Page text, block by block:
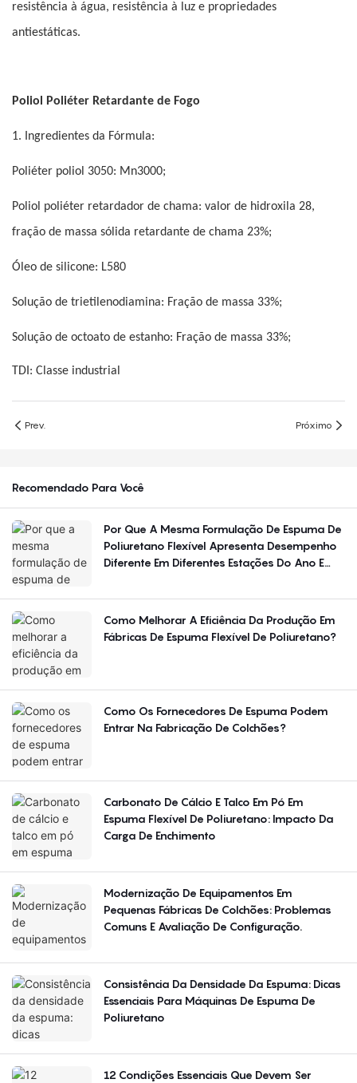
resistência à água, resistência à luz e propriedades
antiestáticas.
Poliol Poliéter Retardante de Fogo
1. Ingredientes da Fórmula:
Poliéter poliol 3050: Mn3000;
Poliol poliéter retardador de chama: valor de hidroxila 28,
fração de massa sólida retardante de chama 23%;
Óleo de silicone: L580
Solução de trietilenodiamina: Fração de massa 33%;
Solução de octoato de estanho: Fração de massa 33%;
TDI: Classe industrial
Prev. Próximo
Recomendado Para Você
Por Que A Mesma Formulação De Espuma De
Poliuretano Flexível Apresenta Desempenho
Diferente Em Diferentes Estações Do Ano E
Como Melhorar A Eficiência Da Produção Em
Fábricas De Espuma Flexível De Poliuretano?
Como Os Fornecedores De Espuma Podem
Entrar Na Fabricação De Colchões?
Carbonato De Cálcio E Talco Em Pó Em
Espuma Flexível De Poliuretano: Impacto Da
Carga De Enchimento
Modernização De Equipamentos Em
Pequenas Fábricas De Colchões: Problemas
Comuns E Avaliação De Configuração.
Consistência Da Densidade Da Espuma: Dicas
Essenciais Para Máquinas De Espuma De
Poliuretano
12 Condições Essenciais Que Devem Ser